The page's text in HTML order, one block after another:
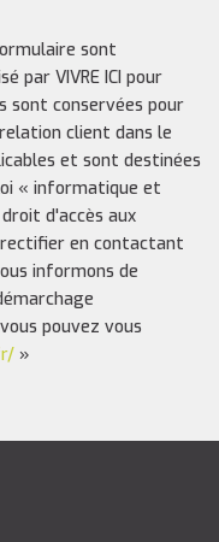
sont
par VIVRE ICI pour
sont conservées pour
client dans le
et sont destinées
« informatique et
d'accès aux
en contactant
informons de
pouvez vous
»